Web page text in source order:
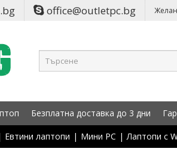
office@outletpc.bg
Безплатна доставка до 3 дни
Евтини лаптопи | Мини PC | Лаптопи с